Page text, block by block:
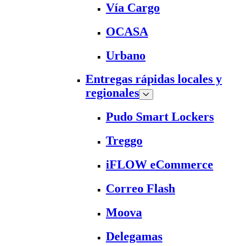
Vía Cargo
OCASA
Urbano
Entregas rápidas locales y
regionales
Pudo Smart Lockers
Treggo
iFLOW eCommerce
Correo Flash
Moova
Delegamas